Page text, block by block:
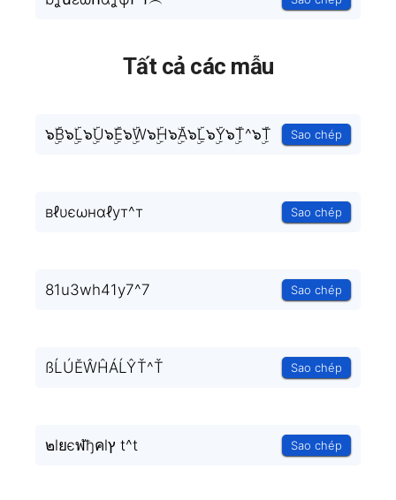
Tất cả các mẫu
๖ۣۜB๖ۣۜL๖ۣۜU๖ۣۜE๖ۣۜW๖ۣۜH๖ۣۜA๖ۣۜL๖ۣۜY๖ۣۜT^๖ۣۜT Sao chép
вℓυєωнαℓут^т Sao chép
81u3wh41y7^7 Sao chép
ßĹÚĔŴĤÁĹŶŤ^Ť Sao chép
๒lยєฬђคlץ t^t Sao chép